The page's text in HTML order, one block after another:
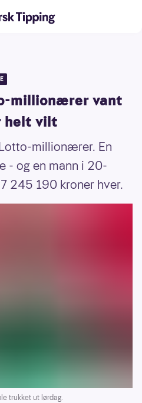
millionærer vant
helt vilt
millionærer. En
- og en mann i 20-
245 190 kroner hver.
trukket ut lørdag.